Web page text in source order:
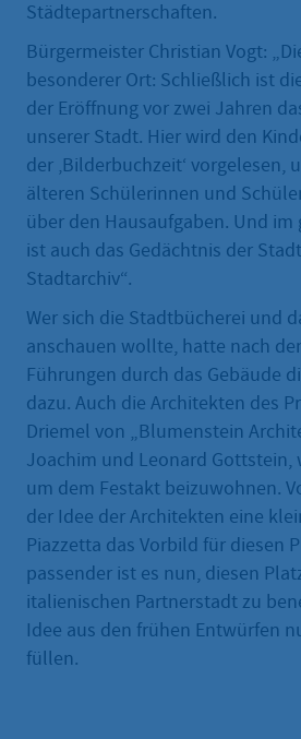
Städtepartnerschaften.
Bürgermeister Christian Vogt:
besonderer Ort: Schließlich ist
der Eröffnung vor zwei Jahren
unserer Stadt. Hier wird den
der ‚Bilderbuchzeit‘ vorgelesen,
älteren Schülerinnen und
über den Hausaufgaben. Und im
ist auch das Gedächtnis der
Stadtarchiv“.
Wer sich die Stadtbücherei und
anschauen wollte, hatte nach
Führungen durch das Gebäude
dazu. Auch die Architekten des
Driemel von „Blumenstein
Joachim und Leonard Gottstein,
um dem Festakt beizuwohnen.
der Idee der Architekten eine
Piazzetta das Vorbild für diesen
passender ist es nun, diesen
italienischen Partnerstadt zu
Idee aus den frühen Entwürfen
füllen.